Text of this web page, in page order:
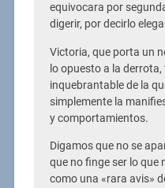
equivocara por
digerir, por decirlo
Victoria, que porta un
lo opuesto a la
inquebrantable de la
simplemente la
y comportamientos.
Digamos que no se
que no finge ser lo que
como una «rara avis»